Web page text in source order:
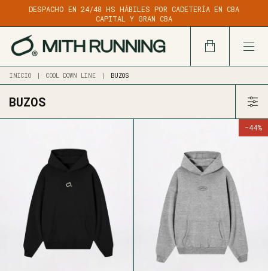
DESPACHO EN 24/48 HS HÁBILES POR CADETERÍA EN CBA
CAPITAL Y GRAN CBA
INICIO | COOL DOWN LINE | BUZOS
BUZOS
-44%